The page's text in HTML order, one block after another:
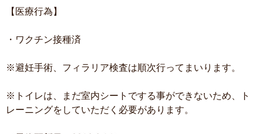
【医療行為】
・ワクチン接種済
※避妊手術、フィラリア検査は順次行ってまいります。
※トイレは、まだ室内シートでする事ができないため、ト
レーニングをしていただく必要があります。